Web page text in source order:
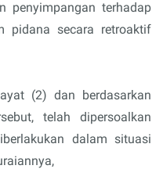
penyimpangan terhadap
pidana secara retroaktif
(2) dan berdasarkan
telah dipersoalkan
dalam situasi